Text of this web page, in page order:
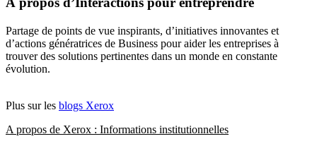
Partage de points de vue inspirants, d’initiatives innovantes et
d’actions génératrices de Business pour aider les entreprises à
trouver des solutions pertinentes dans un monde en constante
évolution.
Plus sur les blogs Xerox
A propos de Xerox : Informations institutionnelles